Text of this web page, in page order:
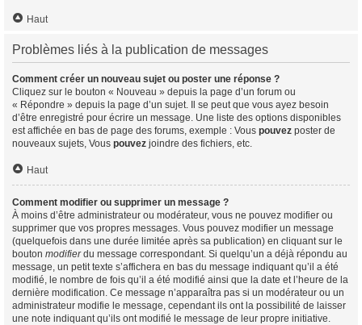
Haut
Problèmes liés à la publication de messages
Comment créer un nouveau sujet ou poster une réponse ?
Cliquez sur le bouton « Nouveau » depuis la page d’un forum ou
« Répondre » depuis la page d’un sujet. Il se peut que vous ayez besoin
d’être enregistré pour écrire un message. Une liste des options disponibles
est affichée en bas de page des forums, exemple : Vous pouvez poster de
nouveaux sujets, Vous pouvez joindre des fichiers, etc.
Haut
Comment modifier ou supprimer un message ?
À moins d’être administrateur ou modérateur, vous ne pouvez modifier ou
supprimer que vos propres messages. Vous pouvez modifier un message
(quelquefois dans une durée limitée après sa publication) en cliquant sur le
bouton modifierdu message correspondant. Si quelqu’un a déjà répondu au
message, un petit texte s’affichera en bas du message indiquant qu’il a été
modifié, le nombre de fois qu’il a été modifié ainsi que la date et l’heure de la
dernière modification. Ce message n’apparaîtra pas si un modérateur ou un
administrateur modifie le message, cependant ils ont la possibilité de laisser
une note indiquant qu’ils ont modifié le message de leur propre initiative.